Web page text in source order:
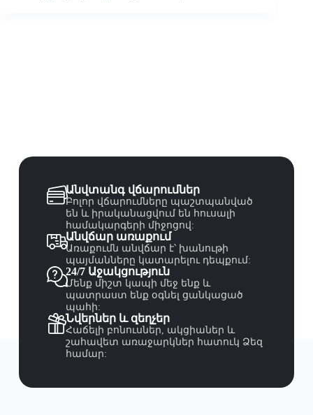
Անվտանգ վճարումներ
Բոլոր վճարումները պաշտպանված
են և իրականացվում են հուսալի
համակարգերի միջոցով:
Անվճար առաքում
Առաքումն անվճար է՝ խանութի
պայմանները կատարելու դեպքում:
24/7 Աջակցություն
Մենք միշտ կապի մեջ ենք և
պատրաստ ենք օգնել ցանկացած
պահի:
Նվերներ և զեղչեր
Հաճելի բոնուսներ, ակցիաներ և
շահավետ առաջարկներ հատուկ Ձեզ
համար: